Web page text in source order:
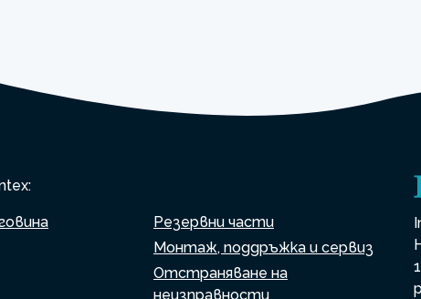
Резервни части
Монтаж, поддръжка и сервиз
Отстраняване на
неизправности